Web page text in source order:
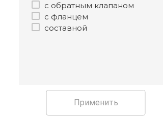
с обратным клапаном
с фланцем
составной
Применить